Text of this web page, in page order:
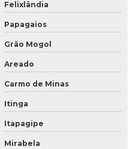
sp
Felixlândia
Papagaios
Grão Mogol
Areado
Carmo de Minas
Itinga
Itapagipe
Mirabela